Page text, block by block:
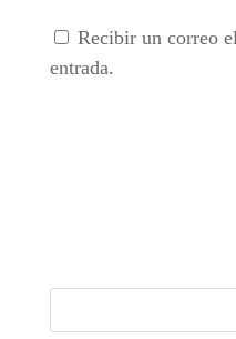
Recibir un correo
entrada.